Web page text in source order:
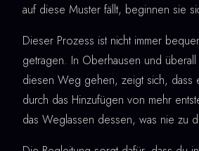
auf diese Muster fällt, beginnen sie
Dieser Prozess ist nicht immer
getragen. In Oberhausen und
diesen Weg gehen, zeigt sich, dass
durch das Hinzufügen von mehr
das Weglassen dessen, was nie zu